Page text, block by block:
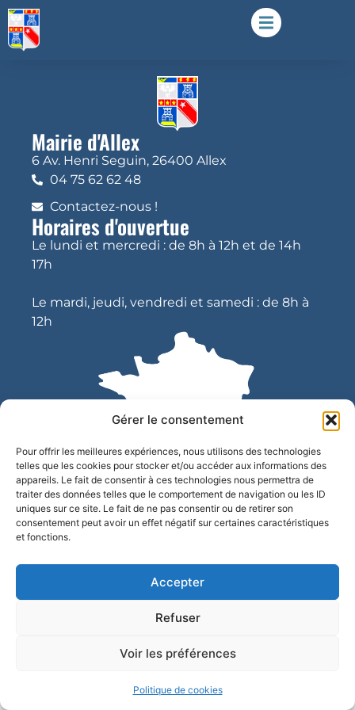
Gérer le consentement
Pour offrir les meilleures expériences, nous utilisons des technologies
telles que les cookies pour stocker et/ou accéder aux informations des
appareils. Le fait de consentir à ces technologies nous permettra de
traiter des données telles que le comportement de navigation ou les ID
uniques sur ce site. Le fait de ne pas consentir ou de retirer son
consentement peut avoir un effet négatif sur certaines caractéristiques
et fonctions.
Accepter
Refuser
Voir les préférences
Politique de cookies
Mairie d'Allex
6 Av. Henri Seguin, 26400 Allex
04 75 62 62 48
Contactez-nous !
Horaires d'ouvertue
Le lundi et mercredi : de 8h à 12h et de 14h
17h
Le mardi, jeudi, vendredi et samedi : de 8h à
12h
AccessibilitéConfidentialitéMentions légales
Plan du site